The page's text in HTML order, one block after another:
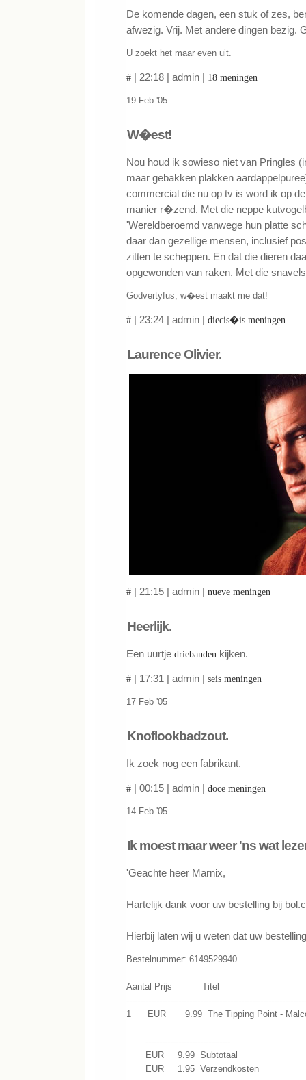
De komende dagen, een stuk of zes,
afwezig. Vrij. Met andere dingen bezig.
U zoekt het maar even uit.
# | 22:18 | admin | 18 meningen
19 Feb '05
W�est!
Nou houd ik sowieso niet van Pringles
maar gebakken plakken
commercial die nu op tv is word ik op
manier r�zend. Met die neppe
'Wereldberoemd vanwege hun platte
daar dan gezellige mensen, inclusief
zitten te scheppen. En dat die dieren
opgewonden van raken. Met die
Godvertyfus, w�est maakt me dat!
# | 23:24 | admin | diecis�is meningen
Laurence Olivier.
# | 21:15 | admin | nueve meningen
Heerlijk.
Een uurtje driebanden kijken.
# | 17:31 | admin | seis meningen
17 Feb '05
Knoflookbadzout.
Ik zoek nog een fabrikant.
# | 00:15 | admin | doce meningen
14 Feb '05
Ik moest maar weer 'ns wat
'Geachte heer Marnix,
Hartelijk dank voor uw bestelling bij
Hierbij laten wij u weten dat uw
Bestelnummer: 6149529940
Aantal Prijs Titel
1 EUR 9.99 The Tipping Point -
-------------------------------
EUR 9.99 Subtotaal
EUR 1.95 Verzendkosten